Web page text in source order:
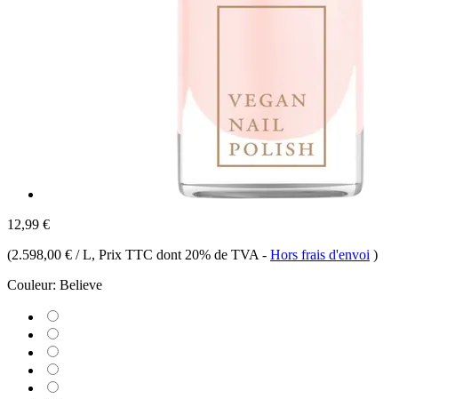
12,99 €
(2.598,00 € / L, Prix TTC dont 20% de TVA - Hors frais d'envoi )
Couleur: Believe